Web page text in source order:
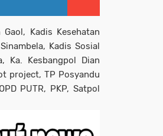
Kadis Kesehatan
Kadis Sosial
Ka. Kesbangpol Dian
project, TP Posyandu
PUTR, PKP, Satpol